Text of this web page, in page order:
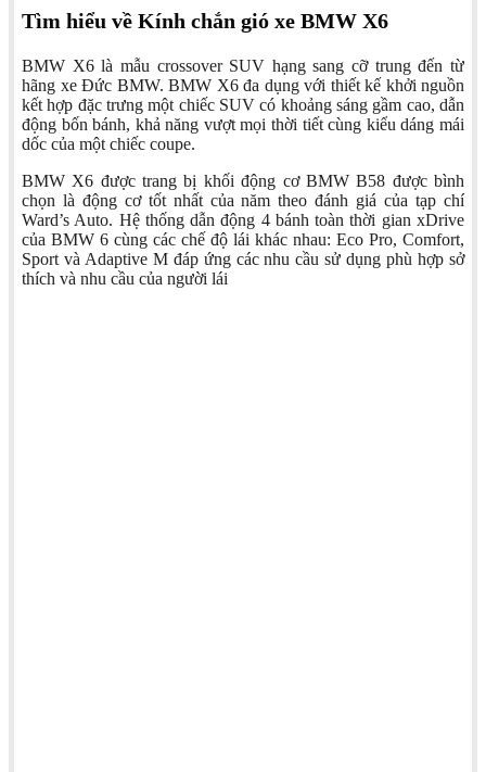
Tìm hiểu về Kính chắn gió xe BMW X6
BMW X6 là mẫu crossover SUV hạng sang cỡ trung đến từ
hãng xe Đức BMW. BMW X6 đa dụng với thiết kế khởi nguồn
kết hợp đặc trưng một chiếc SUV có khoảng sáng gầm cao, dẫn
động bốn bánh, khả năng vượt mọi thời tiết cùng kiểu dáng mái
dốc của một chiếc coupe.
BMW X6 được trang bị khối động cơ BMW B58 được bình
chọn là động cơ tốt nhất của năm theo đánh giá của tạp chí
Ward’s Auto. Hệ thống dẫn động 4 bánh toàn thời gian xDrive
của BMW 6 cùng các chế độ lái khác nhau: Eco Pro, Comfort,
Sport và Adaptive M đáp ứng các nhu cầu sử dụng phù hợp sở
thích và nhu cầu của người lái